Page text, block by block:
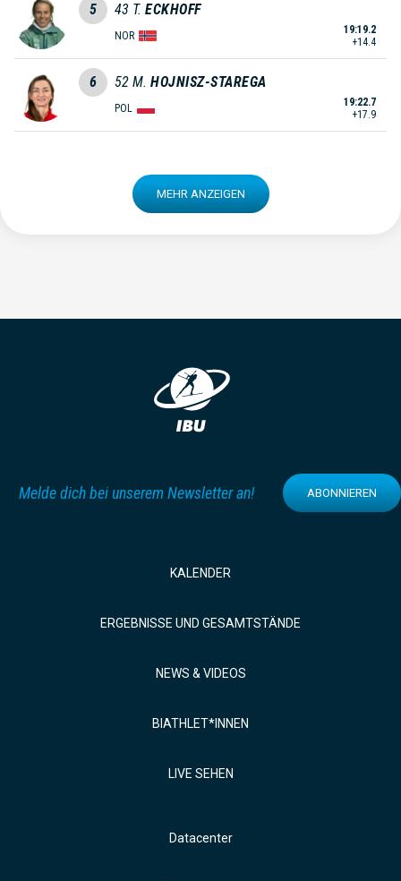
5 43 T. ECKHOFF
NOR
19:19.2
+14.4
6 52 M. HOJNISZ-STAREGA
POL
19:22.7
+17.9
MEHR ANZEIGEN
Melde dich bei unserem Newsletter an! ABONNIEREN
KALENDER
ERGEBNISSE UND GESAMTSTÄNDE
NEWS & VIDEOS
BIATHLET*INNEN
LIVE SEHEN
Datacenter